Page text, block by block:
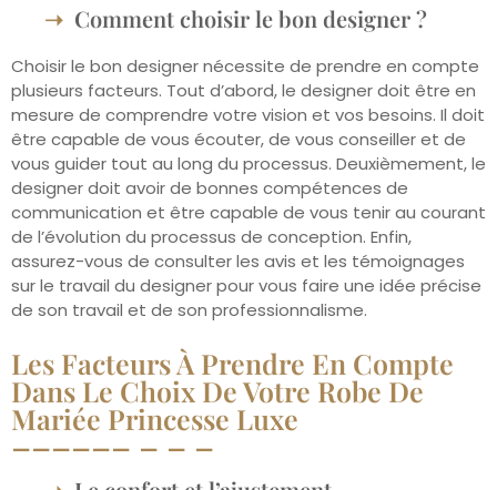
Comment choisir le bon designer ?
Choisir le bon designer nécessite de prendre en compte
plusieurs facteurs. Tout d’abord, le designer doit être en
mesure de comprendre votre vision et vos besoins. Il doit
être capable de vous écouter, de vous conseiller et de
vous guider tout au long du processus. Deuxièmement, le
designer doit avoir de bonnes compétences de
communication et être capable de vous tenir au courant
de l’évolution du processus de conception. Enfin,
assurez-vous de consulter les avis et les témoignages
sur le travail du designer pour vous faire une idée précise
de son travail et de son professionnalisme.
Les Facteurs À Prendre En Compte
Dans Le Choix De Votre Robe De
Mariée Princesse Luxe